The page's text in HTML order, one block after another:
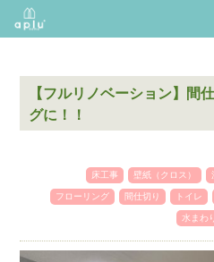
【フルリノベーション】間
グに！！
床工事 壁紙（クロス）
フローリング 間仕切り トイレ
水まわ